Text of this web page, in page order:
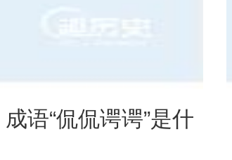
成语“侃侃谔谔”是什